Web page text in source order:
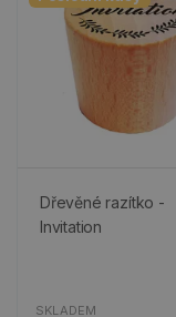
Dřevěné razítko -
Invitation
SKLADEM